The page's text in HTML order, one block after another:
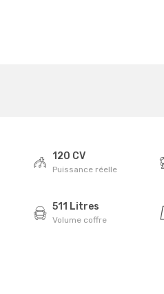
120 CV
Puissance réelle
511 Litres
Volume coffre